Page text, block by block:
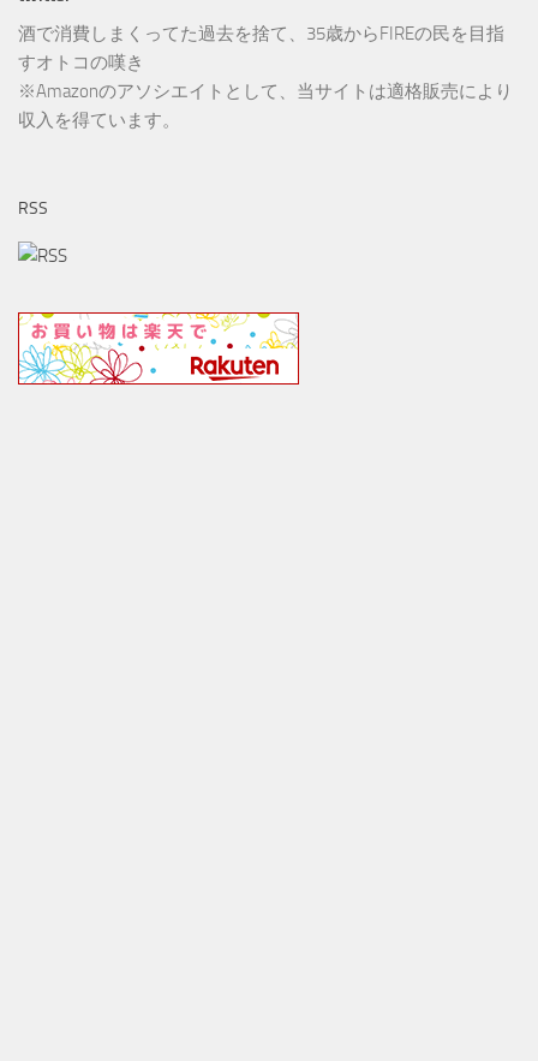
酒で消費しまくってた過去を捨て、35歳からFIREの民を目指
すオトコの嘆き
※Amazonのアソシエイトとして、当サイトは適格販売により
収入を得ています。
RSS